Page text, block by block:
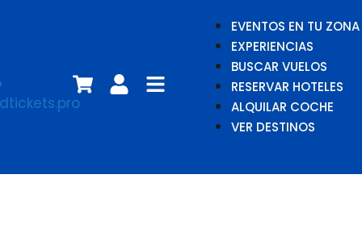
EVENTOS EN TU ZONA
EXPERIENCIAS
BUSCAR VUELOS
RESERVAR HOTELES
ALQUILAR COCHE
VER DESTINOS